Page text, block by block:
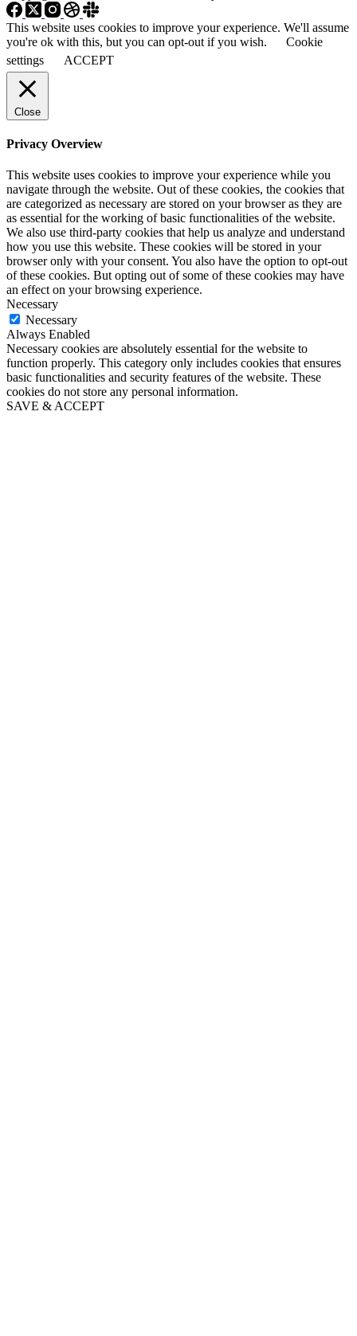
This website uses cookies to improve your experience. We'll assume
you're ok with this, but you can opt-out if you wish.
Cookie
settings
ACCEPT
Close
Privacy Overview
This website uses cookies to improve your experience while you
navigate through the website. Out of these cookies, the cookies that
are categorized as necessary are stored on your browser as they are
as essential for the working of basic functionalities of the website.
We also use third-party cookies that help us analyze and understand
how you use this website. These cookies will be stored in your
browser only with your consent. You also have the option to opt-out
of these cookies. But opting out of some of these cookies may have
an effect on your browsing experience.
Necessary
Necessary
Always Enabled
Necessary cookies are absolutely essential for the website to
function properly. This category only includes cookies that ensures
basic functionalities and security features of the website. These
cookies do not store any personal information.
SAVE & ACCEPT